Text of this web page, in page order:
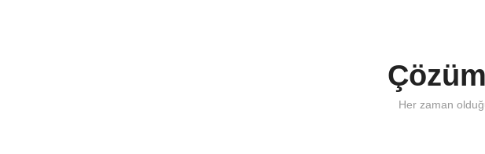
Dalmaçyalı mantolama malzeme ve işçilik…
Dalmaçyalı mantolama, malzeme işçilik fiyatı .capatect Dalmaçyalı
Her zaman